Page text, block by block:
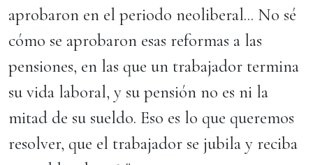
aprobaron en el periodo neoliberal... No sé
cómo se aprobaron esas reformas a las
pensiones, en las que un trabajador termina
su vida laboral, y su pensión no es ni la
mitad de su sueldo. Eso es lo que queremos
resolver, que el trabajador se jubila y reciba